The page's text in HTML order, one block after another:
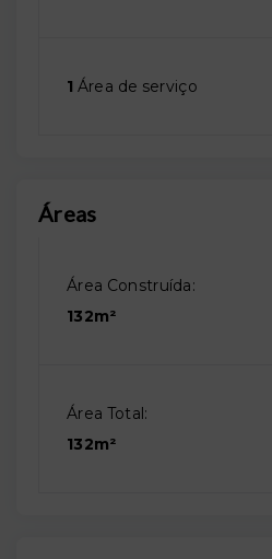
1 Área de serviço
Áreas
Área Construída:
132m²
Área Total:
132m²